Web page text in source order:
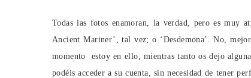
Todas las fotos enamoran, la verdad, pero es muy
Ancient Mariner’, tal vez; o ‘Desdemona’. No,
momento estoy en ello, mientras tanto os dejo
podéis acceder a su cuenta, sin necesidad de tener